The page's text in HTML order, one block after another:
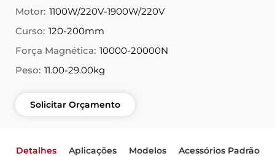
Motor: 1100W/220V-1900W/220V
Curso: 120-200mm
Força Magnética: 10000-20000N
Peso: 11.00-29.00kg
Solicitar Orçamento
Detalhes Aplicações Modelos
Acessórios Padrão